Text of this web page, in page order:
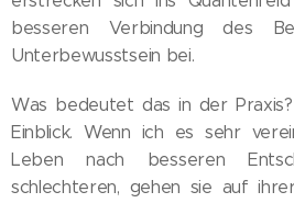
besseren Verbindung des
Unterbewusstsein bei.
Was bedeutet das in der
Einblick. Wenn ich es sehr
Leben nach besseren
schlechteren, gehen sie auf